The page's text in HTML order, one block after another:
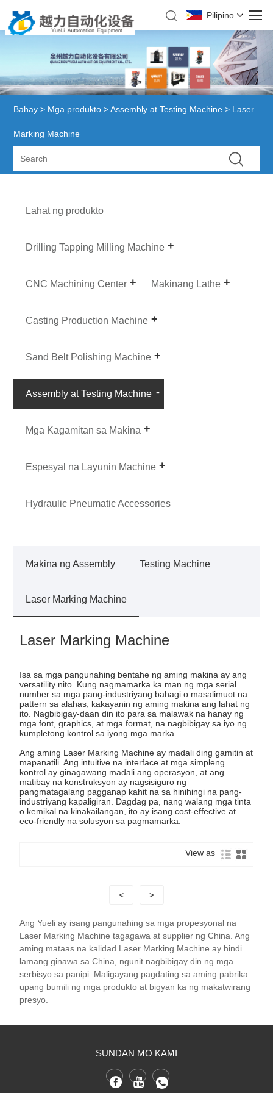
Pilipino
Bahay > Mga produkto >Assembly at Testing Machine > Laser
Marking Machine
Lahat ng produkto
Drilling Tapping Milling Machine
CNC Machining Center Makinang Lathe
Casting Production Machine
Sand Belt Polishing Machine
Assembly at Testing Machine
Mga Kagamitan sa Makina
Espesyal na Layunin Machine
Hydraulic Pneumatic Accessories
Makina ng Assembly Testing Machine
Laser Marking Machine
Laser Marking Machine
Isa sa mga pangunahing bentahe ng aming makina ay ang
versatility nito. Kung nagmamarka ka man ng mga serial
number sa mga pang-industriyang bahagi o masalimuot na
pattern sa alahas, kakayanin ng aming makina ang lahat ng
ito. Nagbibigay-daan din ito para sa malawak na hanay ng
mga font, graphics, at mga format, na nagbibigay sa iyo ng
kumpletong kontrol sa iyong mga marka.
Ang aming Laser Marking Machine ay madali ding gamitin at
mapanatili. Ang intuitive na interface at mga simpleng
kontrol ay ginagawang madali ang operasyon, at ang
matibay na konstruksyon ay nagsisiguro ng
pangmatagalang pagganap kahit na sa hinihingi na pang-
industriyang kapaligiran. Dagdag pa, nang walang mga tinta
o kemikal na kinakailangan, ito ay isang cost-effective at
eco-friendly na solusyon sa pagmamarka.
View as
< >
Ang Yueli ay isang pangunahing sa mga propesyonal na
Laser Marking Machine tagagawa at supplier ng China. Ang
aming mataas na kalidad Laser Marking Machine ay hindi
lamang ginawa sa China, ngunit nagbibigay din ng mga
serbisyo sa panipi. Maligayang pagdating sa aming pabrika
upang bumili ng mga produkto at bigyan ka ng makatwirang
presyo.
SUNDAN MO KAMI